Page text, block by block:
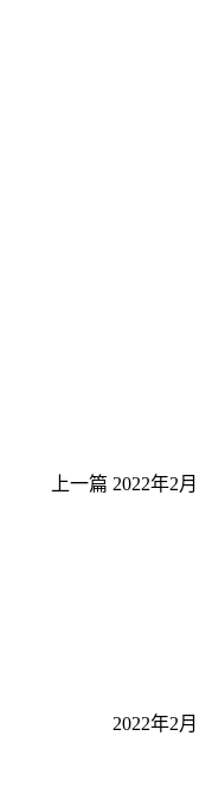
上一篇 2022年2月
2022年2月